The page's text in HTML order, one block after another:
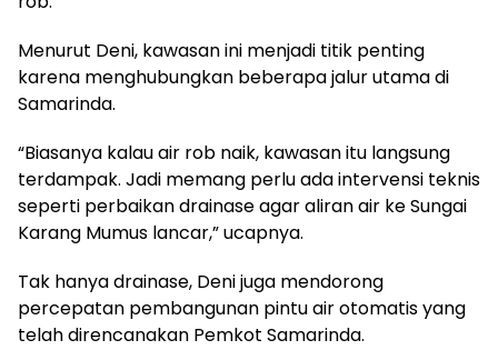
Menurut Deni, kawasan ini menjadi titik penting
karena menghubungkan beberapa jalur utama di
Samarinda.
“Biasanya kalau air rob naik, kawasan itu langsung
terdampak. Jadi memang perlu ada intervensi teknis
seperti perbaikan drainase agar aliran air ke Sungai
Karang Mumus lancar,” ucapnya.
Tak hanya drainase, Deni juga mendorong
percepatan pembangunan pintu air otomatis yang
telah direncanakan Pemkot Samarinda.